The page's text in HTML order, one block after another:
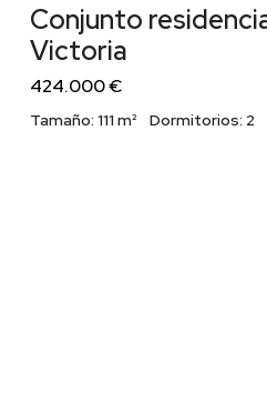
Conjunto
Victoria
424.000 €
Tamaño: 111 m² Dormitorios: 2